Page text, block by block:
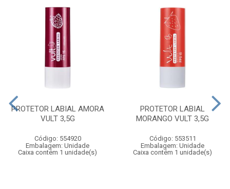
PROTETOR LABIAL AMORA
VULT 3,5G
Código: 554920
Embalagem: Unidade
Caixa contém 1 unidade(s)
PROTETOR LABIAL
MORANGO VULT 3,5G
Código: 553511
Embalagem: Unidade
Caixa contém 1 unidade(s)